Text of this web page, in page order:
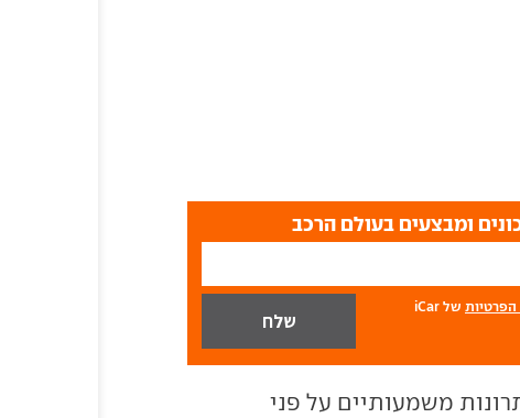
ומבצעים בעולם הרכב
הפרטיות
של iCar
משמעותיים על פני